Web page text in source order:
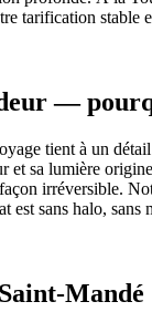
tarification stable
—
tient à un
et sa lumière
irréversible.
est sans halo,
Mandé